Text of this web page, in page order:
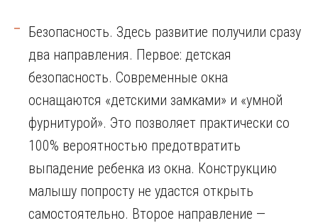
Безопасность. Здесь развитие получили сразу
два направления. Первое: детская
безопасность. Современные окна
оснащаются «детскими замками» и «умной
фурнитурой». Это позволяет практически со
100% вероятностью предотвратить
выпадение ребенка из окна. Конструкцию
малышу попросту не удастся открыть
самостоятельно. Второе направление —